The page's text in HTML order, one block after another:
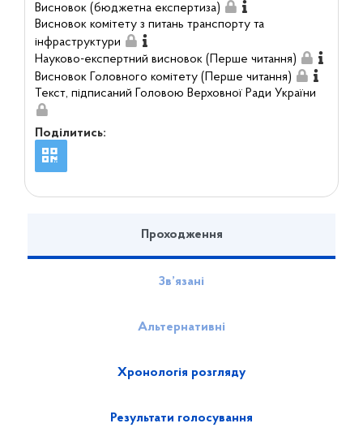
Висновок (бюджетна експертиза)
Висновок комітету з питань транспорту та
інфраструктури
Науково-експертний висновок (Перше читання)
Висновок Головного комітету (Перше читання)
Текст, підписаний Головою Верховної Ради України
Поділитись:
Проходження
Зв’язані
Альтернативні
Хронологія розгляду
Результати голосування